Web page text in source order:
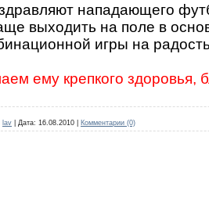
нападающего
выходить на поле в
игры на
ему крепкого здоровья,
lav Дата: 16.08.2010 Комментарии (0)